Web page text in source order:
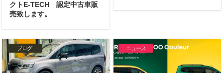
クトE-TECH 認定中古車販
売致します。
ブログ ニュース